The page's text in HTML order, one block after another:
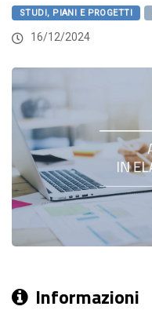
STUDI, PIANI E PROGETTI
16/12/2024
Informazioni